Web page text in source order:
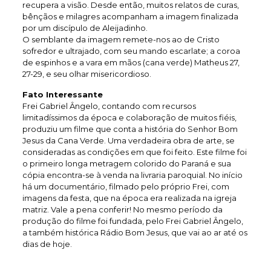
recupera a visão. Desde então, muitos relatos de curas,
bênçãos e milagres acompanham a imagem finalizada
por um discípulo de Aleijadinho.
O semblante da imagem remete-nos ao de Cristo
sofredor e ultrajado, com seu mando escarlate; a coroa
de espinhos e a vara em mãos (cana verde) Matheus 27,
27-29, e seu olhar misericordioso.
Fato Interessante
Frei Gabriel Ângelo, contando com recursos
limitadíssimos da época e colaboração de muitos fiéis,
produziu um filme que conta a história do Senhor Bom
Jesus da Cana Verde. Uma verdadeira obra de arte, se
consideradas as condições em que foi feito. Este filme foi
o primeiro longa metragem colorido do Paraná e sua
cópia encontra-se à venda na livraria paroquial. No início
há um documentário, filmado pelo próprio Frei, com
imagens da festa, que na época era realizada na igreja
matriz. Vale a pena conferir! No mesmo período da
produção do filme foi fundada, pelo Frei Gabriel Ângelo,
a também histórica Rádio Bom Jesus, que vai ao ar até os
dias de hoje.